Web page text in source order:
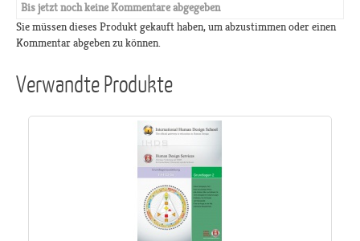
Bis jetzt noch keine Kommentare abgegeben
Sie müssen dieses Produkt gekauft haben, um abzustimmen oder einen
Kommentar abgeben zu können.
Verwandte Produkte